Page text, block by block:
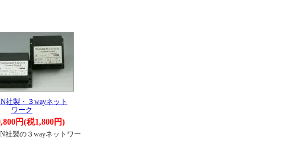
社製・３wayネット
ワーク
円(税1,800円)
社製の３wayネットワー